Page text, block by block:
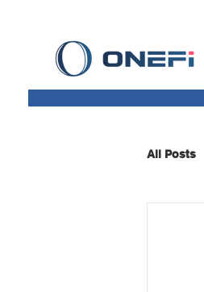
All Posts